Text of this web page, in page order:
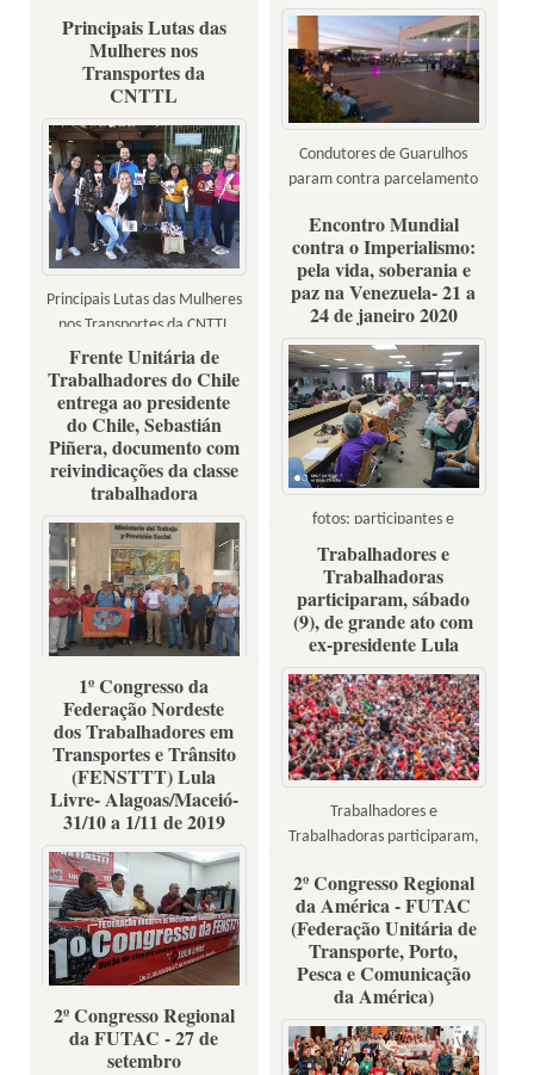
Fotos: Sindicatos Portuários e
Markinhos Jatahy (Portuários
do RS)
Condutores de Guarulhos
param contra parcelamento
Salário
Principais Lutas das
Mulheres nos
Transportes da
CNTTL
Principais Lutas das Mulheres
nos Transportes da CNTTL
Encontro Mundial
contra o Imperialismo:
pela vida, soberania e
paz na Venezuela- 21 a
24 de janeiro 2020
fotos: participantes e
Resumen Latinoamericano
Frente Unitária de
Trabalhadores do Chile
entrega ao presidente
do Chile, Sebastián
Piñera, documento com
reivindicações da classe
trabalhadora
foto: FUTAC
Trabalhadores e
Trabalhadoras
participaram, sábado
(9), de grande ato com
ex-presidente Lula
Trabalhadores e
Trabalhadoras participaram,
ex-presidente Lula
1º Congresso da
Federação Nordeste
dos Trabalhadores em
Transportes e Trânsito
(FENSTTT) Lula
Livre- Alagoas/Maceió-
31/10 a 1/11 de 2019
Fotos: Divulgação
2º Congresso Regional
da América - FUTAC
(Federação Unitária de
Transporte, Porto,
Pesca e Comunicação
da América)
2º Congresso Regional
da FUTAC - 27 de
setembro